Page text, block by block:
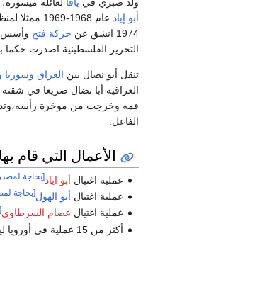
أبو إياد
عام 1968-
1974 انشق عن
حركة فتح وأسس
التحرير الفلسطينية اصدرت حكما
تنقل أبو نضال بين العراق وسوريا
العراقية أبا نضال صريعا في
فمه وخرجت من موخرة
الفاعل.
الأعمال التي قام بها
عمليه اغتيال أبو اياد[بحاجة
عملية اغتيال أبو الهول[بحاجة
عملية اغتيال عصام السرطاوي
أكثر من 15 عملية في أوروبا ليس بينها عملية واحدة ضد أهداف إسرائيلية.